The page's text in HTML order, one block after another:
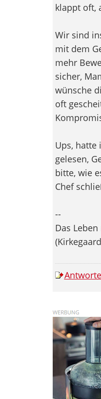
klappt oft,
Wir sind
mit dem
mehr
sicher,
wünsche
oft
Ups, hatte
gelesen,
bitte, wie
Chef
--
Das